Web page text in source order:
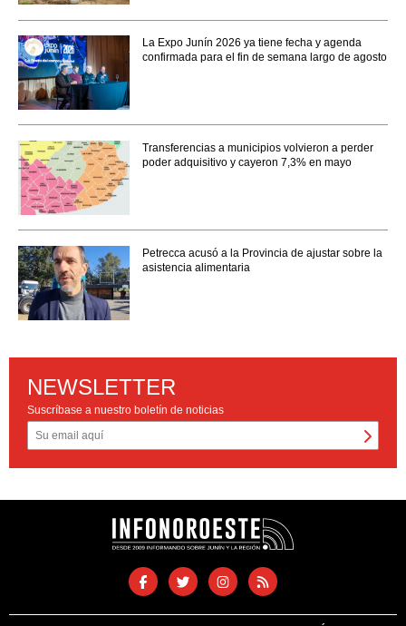
La Expo Junín 2026 ya tiene fecha y agenda
confirmada para el fin de semana largo de agosto
Transferencias a municipios volvieron a perder
poder adquisitivo y cayeron 7,3% en mayo
Petrecca acusó a la Provincia de ajustar sobre la
asistencia alimentaria
NEWSLETTER
Suscríbase a nuestro boletín de noticias